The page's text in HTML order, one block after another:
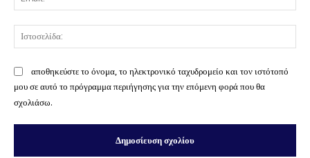
αποθηκεύστε το όνομα, το ηλεκτρονικό ταχυδρομείο και τον ιστότοπό
μου σε αυτό το πρόγραμμα περιήγησης για την επόμενη φορά που θα
σχολιάσω.